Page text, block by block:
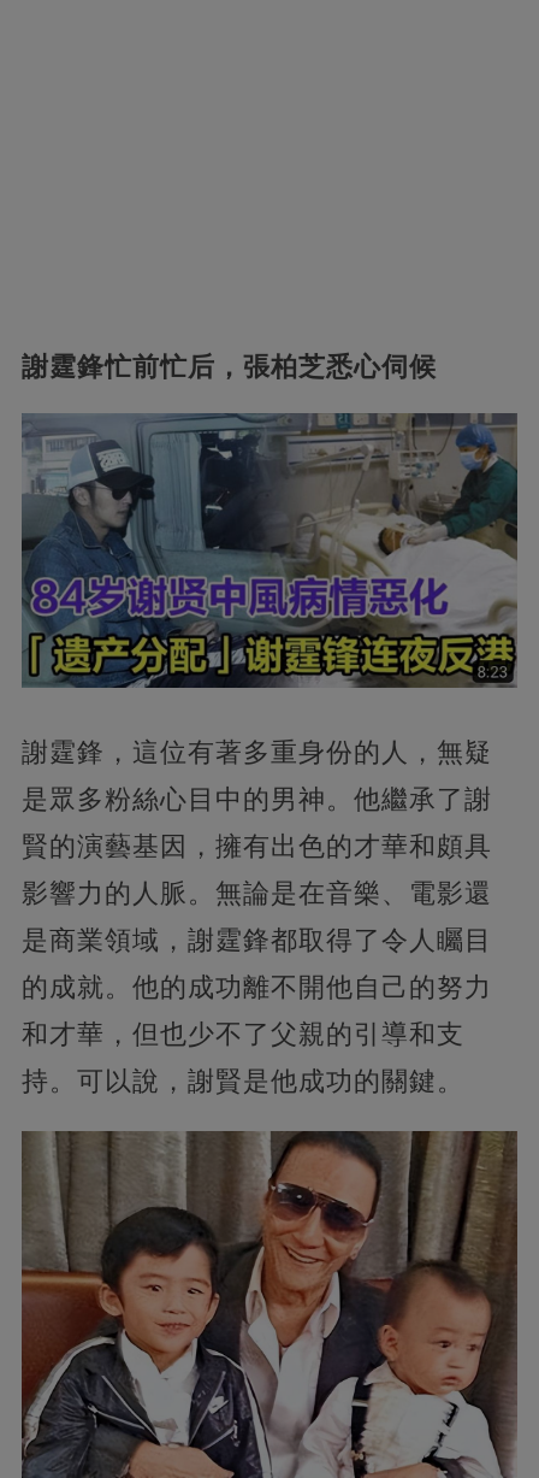
謝霆鋒忙前忙后，張柏芝悉心伺候
謝霆鋒，這位有著多重身份的人，無疑
是眾多粉絲心目中的男神。他繼承了謝
賢的演藝基因，擁有出色的才華和頗具
影響力的人脈。無論是在音樂、電影還
是商業領域，謝霆鋒都取得了令人矚目
的成就。他的成功離不開他自己的努力
和才華，但也少不了父親的引導和支
持。可以說，謝賢是他成功的關鍵。